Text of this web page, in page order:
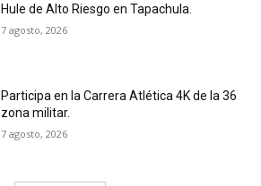
Hule de Alto Riesgo en Tapachula.
7 agosto, 2026
Participa en la Carrera Atlética 4K de la 36
zona militar.
7 agosto, 2026